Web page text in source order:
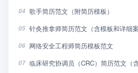
04 歌手简历范文（附简历模板）
05 针灸推拿师简历范文（含模板和详细案
06 网络安全工程师简历模板范文
07 临床研究协调员（CRC）简历范文（